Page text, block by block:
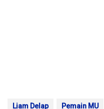
Liam Delap Pemain MU